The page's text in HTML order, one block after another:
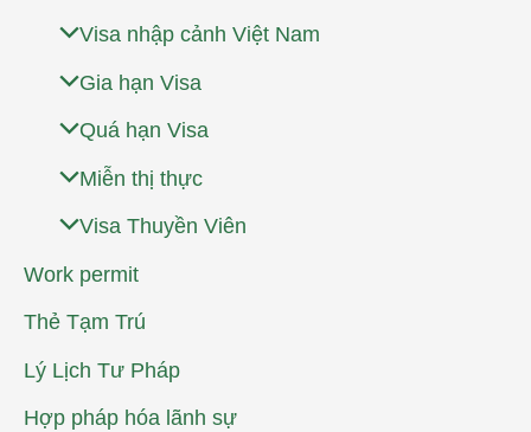
Visa nhập cảnh Việt Nam
Gia hạn Visa
Quá hạn Visa
Miễn thị thực
Visa Thuyền Viên
Work permit
Thẻ Tạm Trú
Lý Lịch Tư Pháp
Hợp pháp hóa lãnh sự